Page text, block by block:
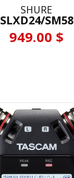
SHURE
SLXD24/SM58
949.00 $